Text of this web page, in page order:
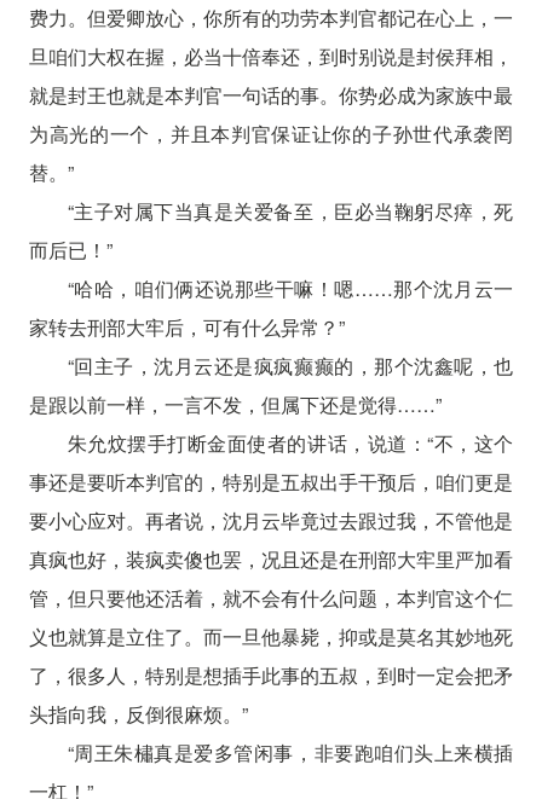
费力。但爱卿放心，你所有的功劳本判官都记在心上，一
旦咱们大权在握，必当十倍奉还，到时别说是封侯拜相，
就是封王也就是本判官一句话的事。你势必成为家族中最
为高光的一个，并且本判官保证让你的子孙世代承袭罔
替。”
“主子对属下当真是关爱备至，臣必当鞠躬尽瘁，死
而后已！”
“哈哈，咱们俩还说那些干嘛！嗯……那个沈月云一
家转去刑部大牢后，可有什么异常？”
“回主子，沈月云还是疯疯癫癫的，那个沈鑫呢，也
是跟以前一样，一言不发，但属下还是觉得……”
朱允炆摆手打断金面使者的讲话，说道：“不，这个
事还是要听本判官的，特别是五叔出手干预后，咱们更是
要小心应对。再者说，沈月云毕竟过去跟过我，不管他是
真疯也好，装疯卖傻也罢，况且还是在刑部大牢里严加看
管，但只要他还活着，就不会有什么问题，本判官这个仁
义也就算是立住了。而一旦他暴毙，抑或是莫名其妙地死
了，很多人，特别是想插手此事的五叔，到时一定会把矛
头指向我，反倒很麻烦。”
“周王朱橚真是爱多管闲事，非要跑咱们头上来横插
一杠！”